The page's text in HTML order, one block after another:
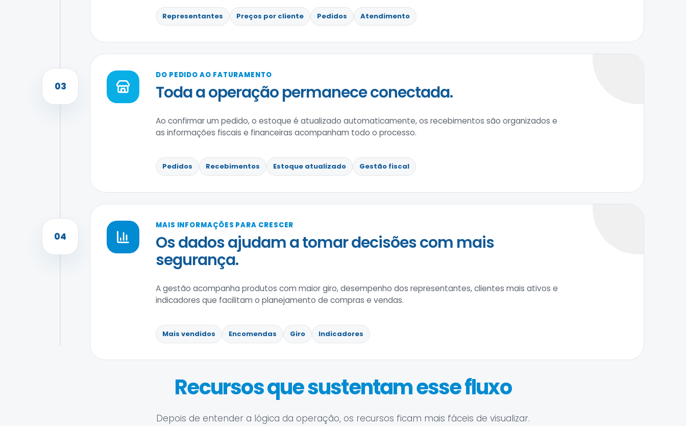
Representantes Preços por cliente Pedidos Atendimento
03
DO PEDIDO AO FATURAMENTO
Toda a operação permanece conectada.
Ao confirmar um pedido, o estoque é atualizado automaticamente, os recebimentos são organizados e
as informações fiscais e financeiras acompanham todo o processo.
Pedidos Recebimentos Estoque atualizado Gestão fiscal
04
MAIS INFORMAÇÕES PARA CRESCER
Os dados ajudam a tomar decisões com mais
segurança.
A gestão acompanha produtos com maior giro, desempenho dos representantes, clientes mais ativos e
indicadores que facilitam o planejamento de compras e vendas.
Mais vendidos Encomendas Giro Indicadores
Recursos que sustentam esse fluxo
Depois de entender a lógica da operação, os recursos ficam mais fáceis de visualizar.